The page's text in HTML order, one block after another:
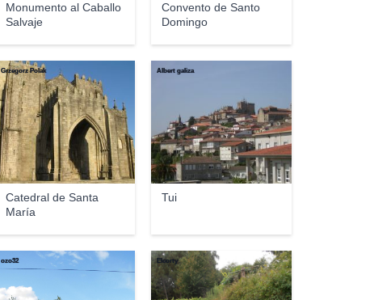
Monumento al Caballo
Salvaje
Convento de Santo
Domingo
Catedral de Santa
María
Grzegorz Polak
Tui
Albert galiza
ozo32 Elcorty